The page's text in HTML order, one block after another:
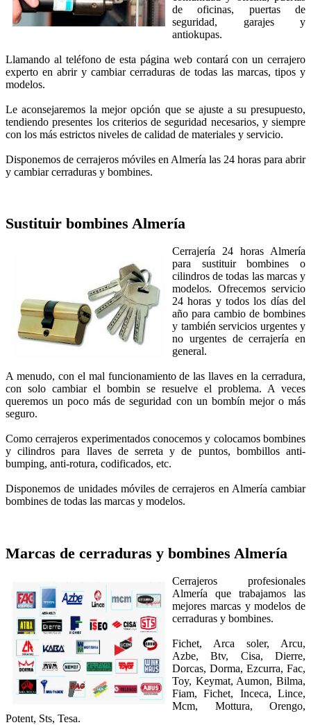
de oficinas, puertas de
seguridad, garajes y
antiokupas.
Llamando al teléfono de esta página web contará con un cerrajero
experto en abrir y cambiar cerraduras de todas las marcas, tipos y
modelos.
Le aconsejaremos la mejor opción que se ajuste a su presupuesto,
tendiendo presentes los criterios de seguridad necesarios, y siempre
con los más estrictos niveles de calidad de materiales y servicio.
Disponemos de cerrajeros móviles en Almería las 24 horas para abrir
y cambiar cerraduras y bombines.
Sustituir bombines Almería
Cerrajería 24 horas Almería
para sustituir bombines o
cilindros de todas las marcas y
modelos. Ofrecemos servicio
24 horas y todos los días del
año para cambio de bombines
y también servicios urgentes y
no urgentes de cerrajería en
general.
A menudo, con el mal funcionamiento de las llaves en la cerradura,
con solo cambiar el bombin se resuelve el problema. A veces
queremos un poco más de seguridad con un bombín mejor o más
seguro.
Como cerrajeros experimentados conocemos y colocamos bombines
y cilindros para llaves de serreta y de puntos, bombillos anti-
bumping, anti-rotura, codificados, etc.
Disponemos de unidades móviles de cerrajeros en Almería cambiar
bombines de todas las marcas y modelos.
Marcas de cerraduras y bombines Almería
Cerrajeros profesionales
Almería que trabajamos las
mejores marcas y modelos de
cerraduras y bombines.
Fichet, Arca soler, Arcu,
Azbe, Btv, Cisa, Dierre,
Dorcas, Dorma, Ezcurra, Fac,
Toy, Keymat, Aumon, Bilma,
Fiam, Fichet, Inceca, Lince,
Mcm, Mottura, Orengo,
Potent, Sts, Tesa.